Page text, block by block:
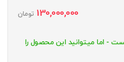
130,000,000 تومان
- اما میتوانید این محصول را